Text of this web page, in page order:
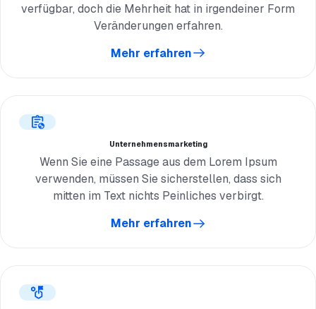
verfügbar, doch die Mehrheit hat in irgendeiner Form
Veränderungen erfahren.
Mehr erfahren
Unternehmensmarketing
Wenn Sie eine Passage aus dem Lorem Ipsum
verwenden, müssen Sie sicherstellen, dass sich
mitten im Text nichts Peinliches verbirgt.
Mehr erfahren